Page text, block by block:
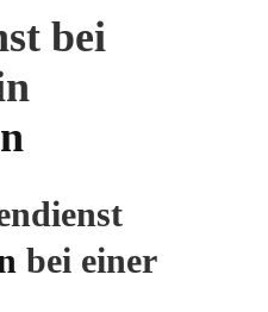
bei
bei einer